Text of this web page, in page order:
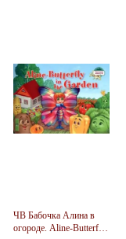
ЧВ Бабочка Алина в
огороде. Aline-Butterfly